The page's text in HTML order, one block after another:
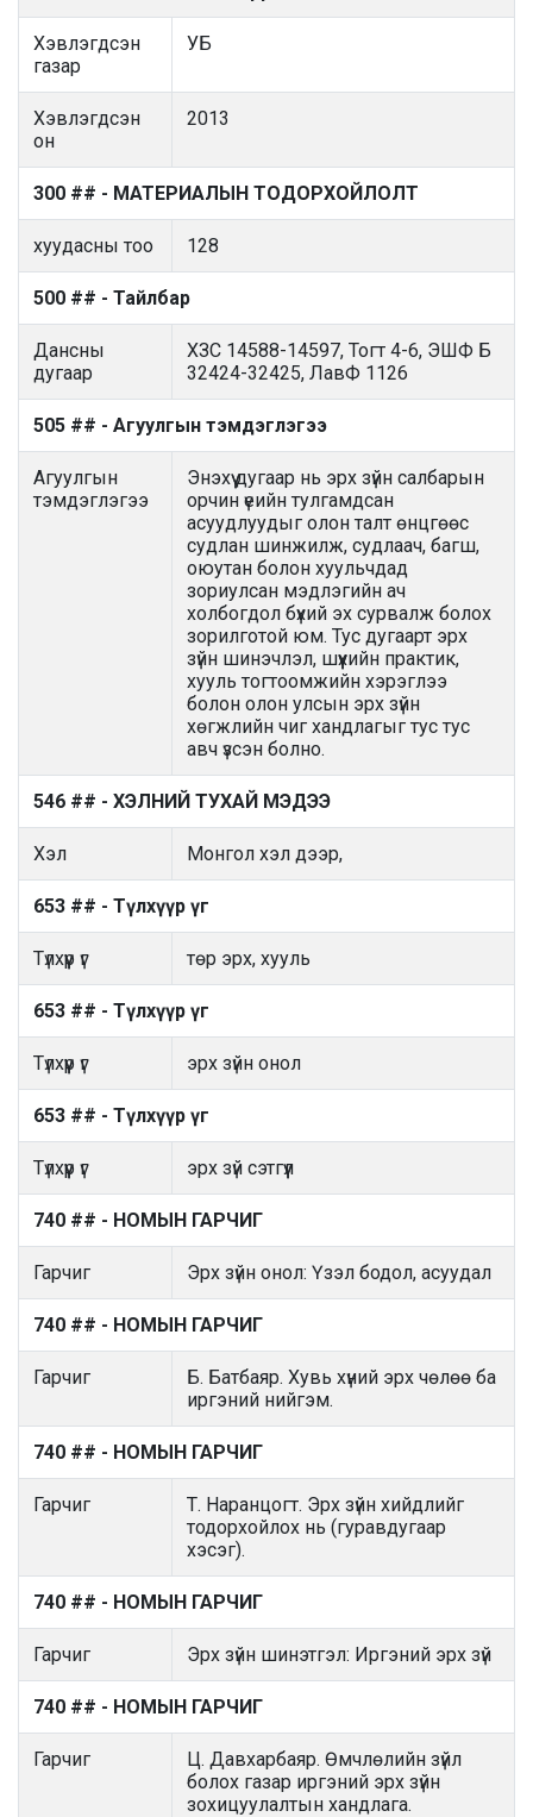
Хэвлэгдсэн
газар
УБ
Хэвлэгдсэн
он
2013
300 ## - МАТЕРИАЛЫН ТОДОРХОЙЛОЛТ
хуудасны тоо 128
500 ## - Тайлбар
Дансны
дугаар
ХЗС 14588-14597, Тогт 4-6, ЭШФ Б
32424-32425, ЛавФ 1126
505 ## - Агуулгын тэмдэглэгээ
Агуулгын
тэмдэглэгээ
Энэхүү дугаар нь эрх зүйн салбарын
орчин үеийн тулгамдсан
асуудлуудыг олон талт өнцгөөс
судлан шинжилж, судлаач, багш,
оюутан болон хуульчдад
зориулсан мэдлэгийн ач
холбогдол бүхий эх сурвалж болох
зорилготой юм. Тус дугаарт эрх
зүйн шинэчлэл, шүүхийн практик,
хууль тогтоомжийн хэрэглээ
болон олон улсын эрх зүйн
хөгжлийн чиг хандлагыг тус тус
авч үзсэн болно.
546 ## - ХЭЛНИЙ ТУХАЙ МЭДЭЭ
Хэл Монгол хэл дээр,
653 ## - Түлхүүр үг
Түлхүүр үг төр эрх, хууль
653 ## - Түлхүүр үг
Түлхүүр үг эрх зүйн онол
653 ## - Түлхүүр үг
Түлхүүр үг эрх зүй сэтгүүл
740 ## - НОМЫН ГАРЧИГ
Гарчиг Эрх зүйн онол: Үзэл бодол, асуудал
740 ## - НОМЫН ГАРЧИГ
Гарчиг
Б. Батбаяр. Хувь хүний эрх чөлөө ба
иргэний нийгэм.
740 ## - НОМЫН ГАРЧИГ
Гарчиг
Т. Наранцогт. Эрх зүйн хийдлийг
тодорхойлох нь (гуравдугаар
хэсэг).
740 ## - НОМЫН ГАРЧИГ
Гарчиг Эрх зүйн шинэтгэл: Иргэний эрх зүй
740 ## - НОМЫН ГАРЧИГ
Гарчиг
Ц. Давхарбаяр. Өмчлөлийн зүйл
болох газар иргэний эрх зүйн
зохицуулалтын хандлага.